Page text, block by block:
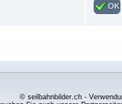
OK
© seilbahnbilder.ch -